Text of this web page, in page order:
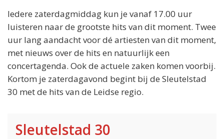
Iedere zaterdagmiddag kun je vanaf 17.00 uur
luisteren naar de grootste hits van dit moment. Twee
uur lang aandacht voor dé artiesten van dit moment,
met nieuws over de hits en natuurlijk een
concertagenda. Ook de actuele zaken komen voorbij.
Kortom je zaterdagavond begint bij de Sleutelstad
30 met de hits van de Leidse regio.
Sleutelstad 30